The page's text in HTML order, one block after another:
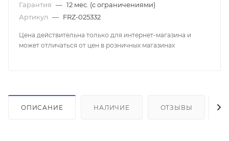
Гарантия — 12 мес. (с ограничениями)
Артикул — FRZ-025332
Цена действительна только для интернет-магазина и
может отличаться от цен в розничных магазинах
ОПИСАНИЕ НАЛИЧИЕ ОТЗЫВЫ